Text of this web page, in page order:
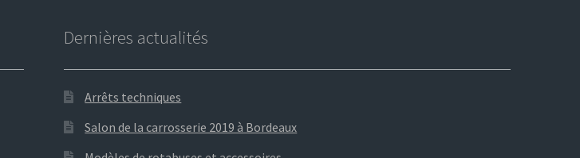
Dernières actualités
Arrêts techniques
Salon de la carrosserie 2019 à Bordeaux